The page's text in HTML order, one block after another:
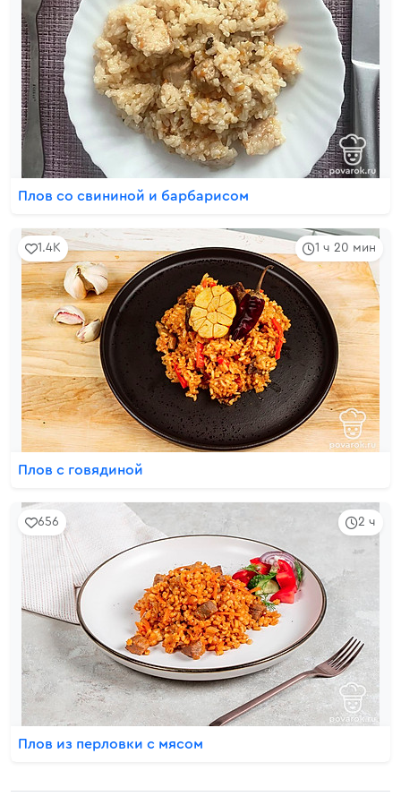
Плов со свининой и барбарисом
1 ч 20 мин
1.4K
Плов с говядиной
2 ч
656
Плов из перловки с мясом